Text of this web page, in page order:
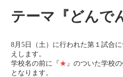
テーマ『どんで
8月5日（土）に行われた第１試合
えします。
学校名の前に『★ 』のついた学校
となります。